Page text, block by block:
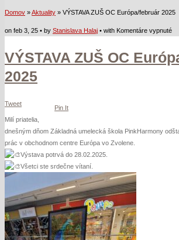
Domov »Aktuality » VÝSTAVA ZUŠ OC Európa/február 2025
on feb 3, 25 • by Stanislava Halaj • with Komentáre vypnuténa
VÝSTAVA ZUŠ OC
2025
Tweet
Pin It
Milí priatelia,
dnešným dňom Základná umelecká škola PinkHarmony
prác v obchodnom centre Európa vo Zvolene.
Výstava potrvá do 28.02.2025.
Všetci ste srdečne vítaní.